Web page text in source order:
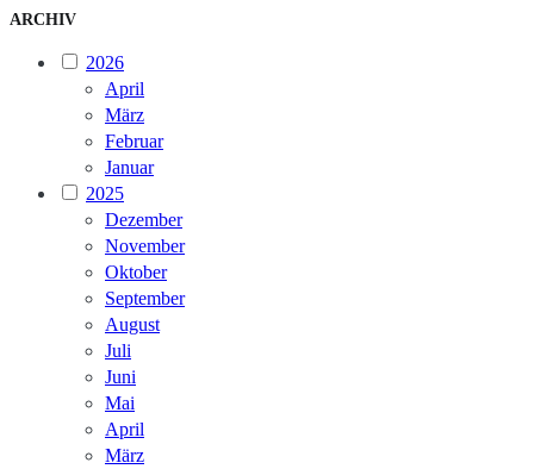
ARCHIV
2026
April
März
Februar
Januar
2025
Dezember
November
Oktober
September
August
Juli
Juni
Mai
April
März